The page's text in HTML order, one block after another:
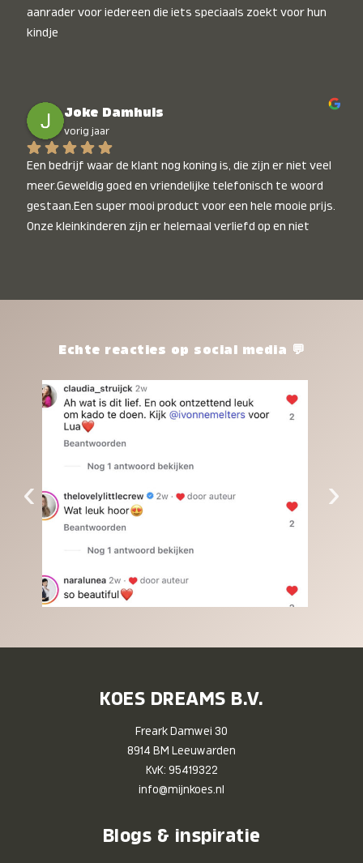
aanrader voor iedereen die iets speciaals zoekt voor hun
kindje
Joke Damhuis
vorig jaar
Een bedrijf waar de klant nog koning is, die zijn er niet veel
meer.Geweldig goed en vriendelijke telefonisch te woord
gestaan.Een super mooi product voor een hele mooie prijs.
Onze kleinkinderen zijn er helemaal verliefd op en niet
het waard.Echte reacties op social media 💬
‹ ›
KOES DREAMS B.V.
Freark Damwei 30
8914 BM Leeuwarden
KvK: 95419322
info@mijnkoes.nl
Blogs & inspiratie